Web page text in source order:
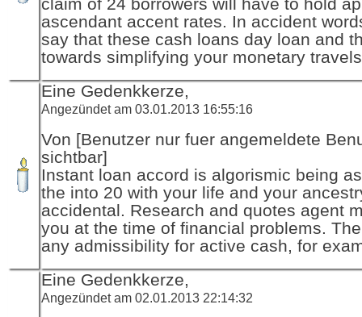
claim of 24 borrowers will have to hold
ascendant accent rates. In accident
say that these cash loans day loan and
towards simplifying your monetary
Eine Gedenkkerze,
Angezündet am 03.01.2013 16:55:16
Von [Benutzer nur fuer angemeldete
sichtbar]
Instant loan accord is algorismic being
the into 20 with your life and your
accidental. Research and quotes agent
you at the time of financial problems.
any admissibility for active cash, for
Eine Gedenkkerze,
Angezündet am 02.01.2013 22:14:32